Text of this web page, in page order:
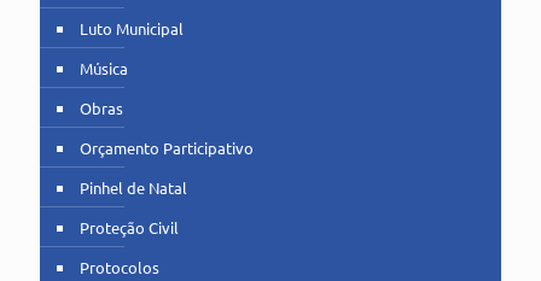
Luto Municipal
Música
Obras
Orçamento Participativo
Pinhel de Natal
Proteção Civil
Protocolos